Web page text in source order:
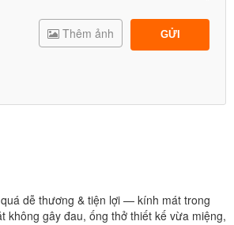
GỬI
Thêm ảnh
dễ thương & tiện lợi — kính mát trong
không gây đau, ống thở thiết kế vừa miệng,